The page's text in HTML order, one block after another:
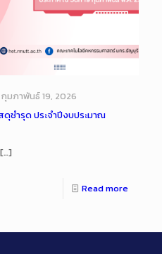
กุมภาพันธ์ 19, 2026
ชำรุด ประจำปีงบประมาณ
[…]
Read more